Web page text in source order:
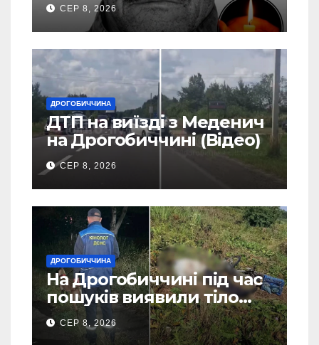
Станилі
СЕР 8, 2026
ДРОГОБИЧЧИНА
ДТП на виїзді з Меденич
на Дрогобиччині (Відео)
СЕР 8, 2026
ДРОГОБИЧЧИНА
На Дрогобиччині під час
пошуків виявили тіло
зниклого чоловіка (Фото)
СЕР 8, 2026